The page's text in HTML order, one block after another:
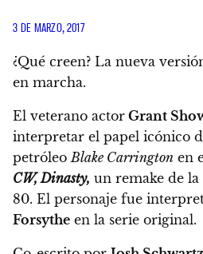
3 DE MARZO, 2017
¿Qué creen? La nueva
en marcha.
El veterano actor Grant
interpretar el papel icónico
petróleoBlake Carrington en
CW,Dinasty, un remake de
80. El personaje fue
Forsythe en la serie original.